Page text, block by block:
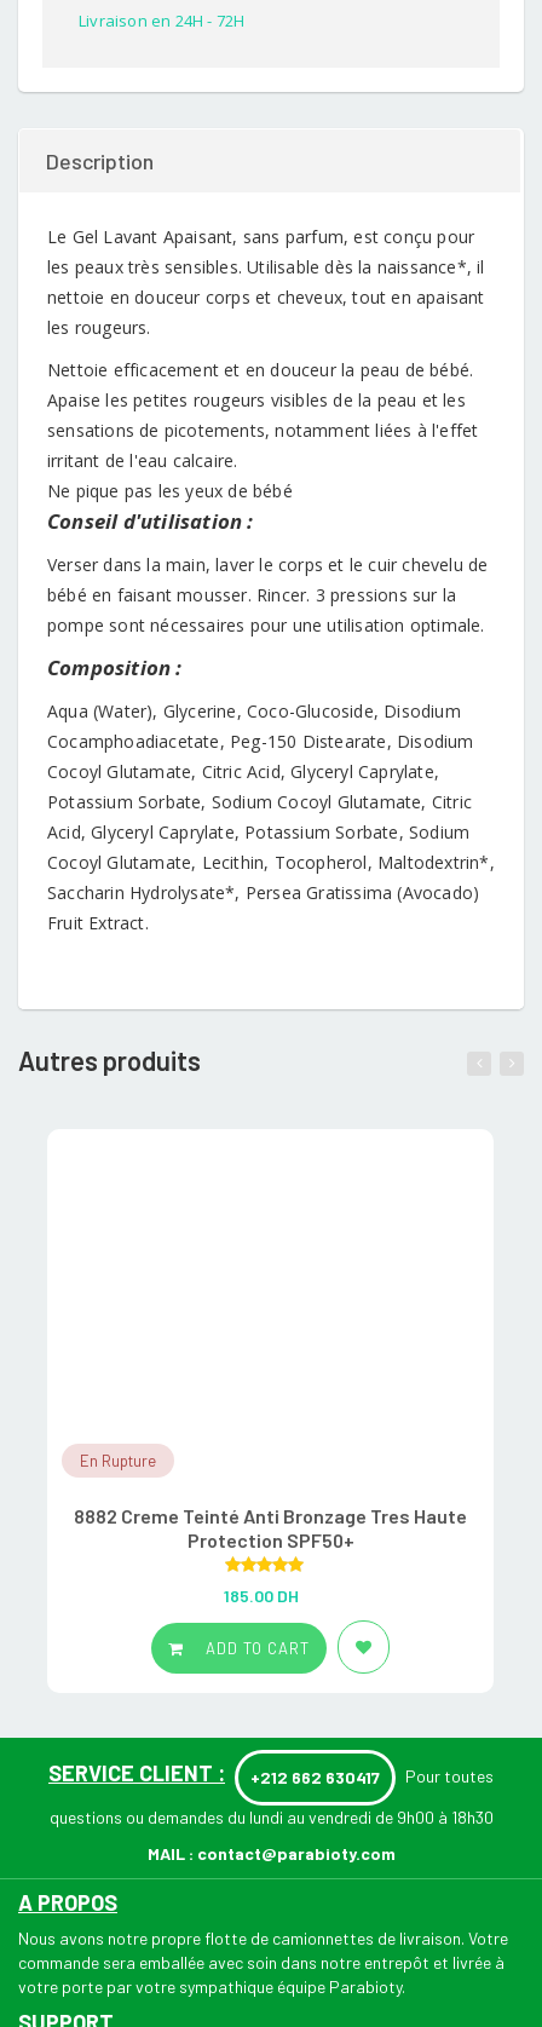
Livraison en 24H - 72H
Description
Le Gel Lavant Apaisant, sans parfum, est conçu pour
les peaux très sensibles. Utilisable dès la naissance*, il
nettoie en douceur corps et cheveux, tout en apaisant
les rougeurs.
Nettoie efficacement et en douceur la peau de bébé.
Apaise les petites rougeurs visibles de la peau et les
sensations de picotements, notamment liées à l'effet
irritant de l'eau calcaire.
Ne pique pas les yeux de bébé
Conseil d'utilisation :
Verser dans la main, laver le corps et le cuir chevelu de
bébé en faisant mousser. Rincer. 3 pressions sur la
pompe sont nécessaires pour une utilisation optimale.
Composition :
Aqua (Water), Glycerine, Coco-Glucoside, Disodium
Cocamphoadiacetate, Peg-150 Distearate, Disodium
Cocoyl Glutamate, Citric Acid, Glyceryl Caprylate,
Potassium Sorbate, Sodium Cocoyl Glutamate, Citric
Acid, Glyceryl Caprylate, Potassium Sorbate, Sodium
Cocoyl Glutamate, Lecithin, Tocopherol, Maltodextrin*,
Saccharin Hydrolysate*, Persea Gratissima (Avocado)
Fruit Extract.
Autres produits
En Rupture
8882 Creme Teinté Anti Bronzage Tres Haute
Protection SPF50+
out of 5
185.00 DH
ADD TO CART
SERVICE CLIENT : +212 662 630417 Pour toutes
questions ou demandes du lundi au vendredi de 9h00 à 18h30
MAIL : contact@parabioty.com
A PROPOS
Nous avons notre propre flotte de camionnettes de livraison. Votre
commande sera emballée avec soin dans notre entrepôt et livrée à
votre porte par votre sympathique équipe Parabioty.